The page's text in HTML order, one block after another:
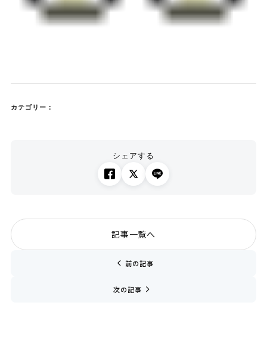
カテゴリー：
シェアする
chevron_left 前の記事
記事一覧へ
次の記事 navigate_next